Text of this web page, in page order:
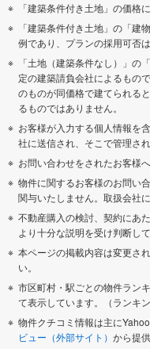
「建築条件付き土地」の価格
「建築条件付き土地」の「建
例であり、プランの採用可否は
「土地（建築条件なし）」の
定の建築請負会社によるもの
のものが同価格で建てられる
るものではありません。
お客様が入力する個人情報を
社に送信され、そこで管理され
お問い合わせをされたお客様
物件に関するお客様のお問い
関与いたしません。取扱会社
不動産購入の検討、契約にあ
より十分な説明を受け判断して
本ページの掲載内容は変更さ
い。
市区町村・駅ごとの物件ラン
て表示しています。（ランキ
物件クチコミ情報は主に
ビュー（外部サイト） から提